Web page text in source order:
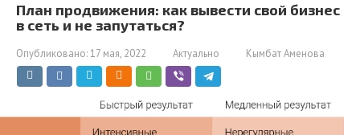
План продвижения: как вывести свой бизнес
в сеть и не запутаться?
Опубликовано:17 мая, 2022 Актуально Кымбат Аменова